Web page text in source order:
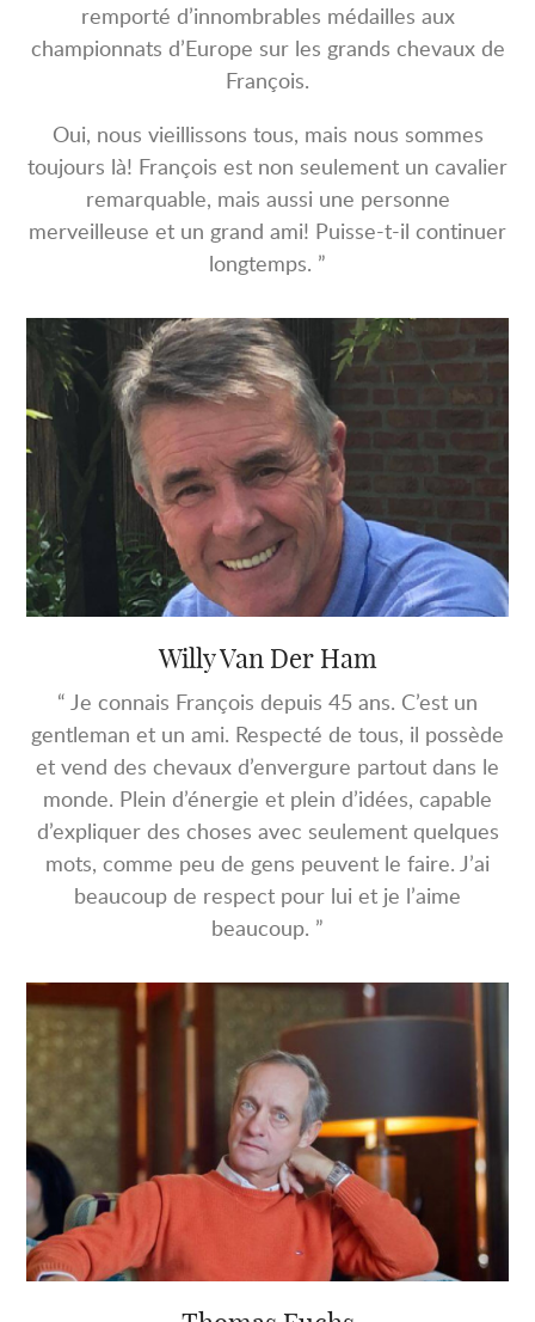
remporté d’innombrables médailles aux
championnats d’Europe sur les grands chevaux de
François.
Oui, nous vieillissons tous, mais nous sommes
toujours là! François est non seulement un cavalier
remarquable, mais aussi une personne
merveilleuse et un grand ami! Puisse-t-il continuer
longtemps. ”
Willy Van Der Ham
“ Je connais François depuis 45 ans. C’est un
gentleman et un ami. Respecté de tous, il possède
et vend des chevaux d’envergure partout dans le
monde. Plein d’énergie et plein d’idées, capable
d’expliquer des choses avec seulement quelques
mots, comme peu de gens peuvent le faire. J’ai
beaucoup de respect pour lui et je l’aime
beaucoup. ”